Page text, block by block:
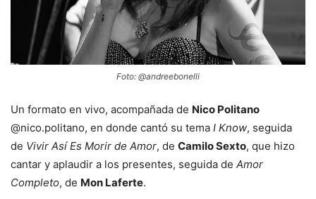
Foto: @andreebonelli
Un formato en vivo, acompañada de Nico Politano
@nico.politano, en donde cantó su tema I Know, seguida
de Vivir Así Es Morir de Amor, de Camilo Sexto, que hizo
cantar y aplaudir a los presentes, seguida de Amor
Completo, de Mon Laferte.